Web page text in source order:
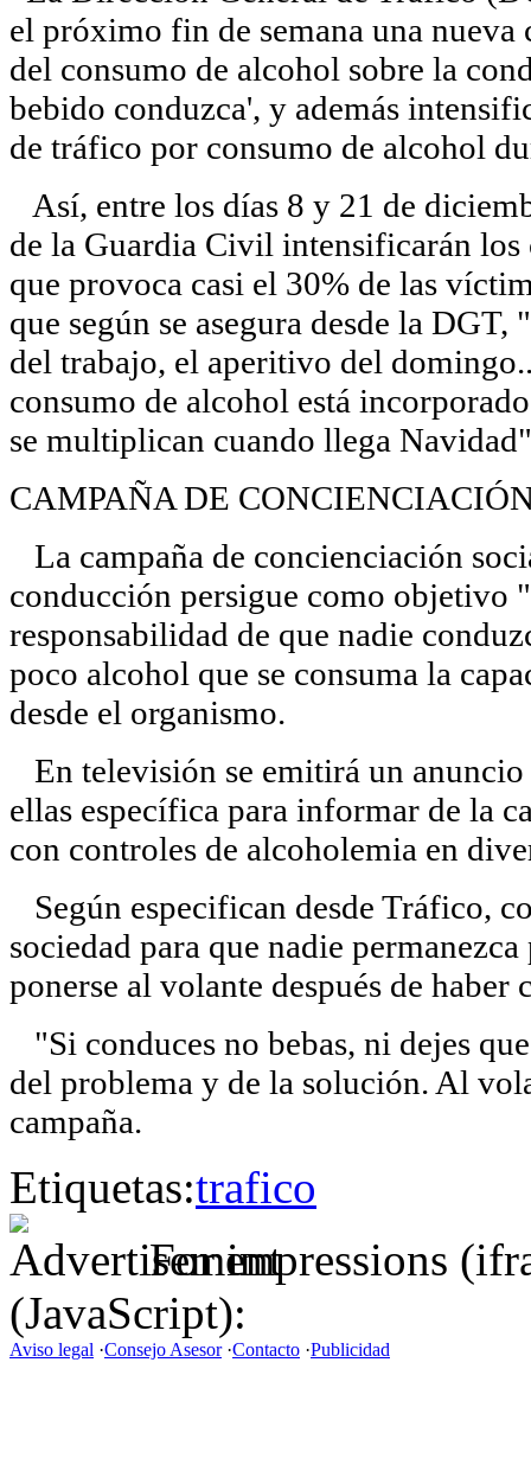
el próximo fin de semana una nueva
del consumo de alcohol sobre la
bebido conduzca', y además
de tráfico por consumo de alcohol
Así, entre los días 8 y 21 de
de la Guardia Civil intensificarán los
que provoca casi el 30% de las
que según se asegura desde la DGT,
del trabajo, el aperitivo del
consumo de alcohol está
se multiplican cuando llega
CAMPAÑA DE
La campaña de concienciación
conducción persigue como objetivo
responsabilidad de que nadie
poco alcohol que se consuma la
desde el organismo.
En televisión se emitirá un anuncio
ellas específica para informar de la
con controles de alcoholemia en
Según especifican desde Tráfico,
sociedad para que nadie
ponerse al volante después de
"Si conduces no bebas, ni dejes
del problema y de la solución. Al
campaña.
Etiquetas:trafico
For impressions
(JavaScript):
Aviso legal ·Consejo Asesor·Contacto ·Publicidad